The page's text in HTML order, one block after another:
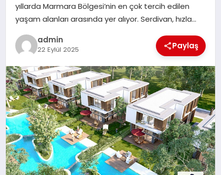
yıllarda Marmara Bölgesi’nin en çok tercih edilen
yaşam alanları arasında yer alıyor. Serdivan, hızla…
admin
22 Eylül 2025 Paylaş